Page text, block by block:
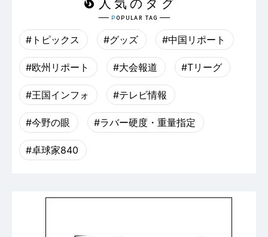
#トピックス #グッズ #中国リポート
#欧州リポート #大会報道 #Tリーグ
#王国インフォ #テレビ情報
#今野の眼 #ラバー硬度・重量指定
#卓球家840